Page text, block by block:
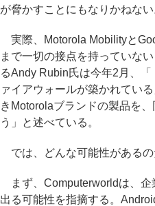
が脅かすことにもなりかねない
実際、Motorola Mobilityと
まで一切の接点を持っていな
るAndy Rubin氏は今年2月、
ァイアウォールが築かれてい
きMotorolaブランドの製品を
う」と述べている。
では、どんな可能性があるの
まず、Computerworldは、企
出る可能性を指摘する。